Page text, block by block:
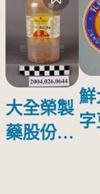
大全榮製
藥股份有
鮮
字